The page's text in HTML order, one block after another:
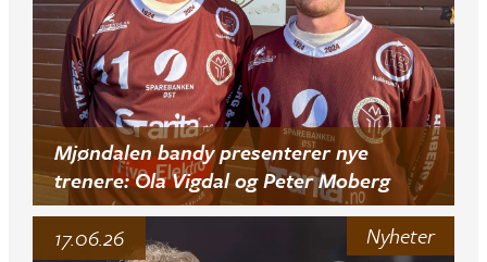
Mjøndalen bandy presenterer nye
trenere: Ola Vigdal og Peter Moberg
Nyheter
17.06.26